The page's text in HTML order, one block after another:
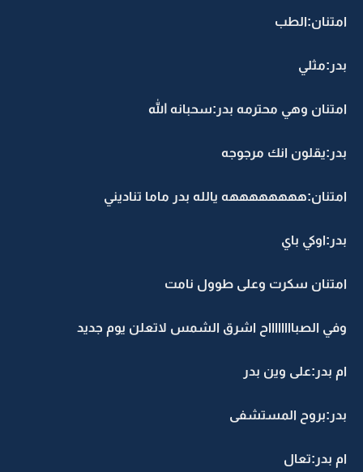
امتنان:الطب
بدر:مثلي
امتنان وهي محترمه بدر:سحبانه الله
بدر:يقلون انك مرجوجه
امتنان:ههههههههه يالله بدر ماما تناديني
بدر:اوكي باي
امتنان سكرت وعلى طوول نامت
وفي الصبااااااااح اشرق الشمس لاتعلن يوم جديد
ام بدر:على وين بدر
بدر:بروح المستشفى
ام بدر:تعال